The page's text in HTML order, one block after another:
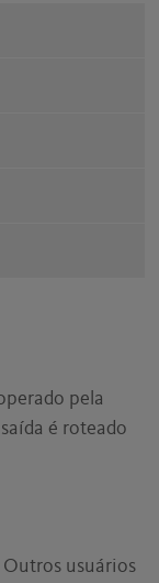
pela
é roteado
Outros usuários